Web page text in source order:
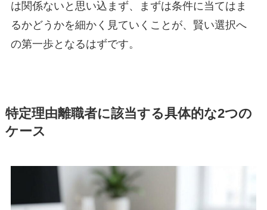
は関係ないと思い込まず、まずは条件に当てはま
るかどうかを細かく見ていくことが、賢い選択へ
の第一歩となるはずです。
特定理由離職者に該当する具体的な2つの
ケース